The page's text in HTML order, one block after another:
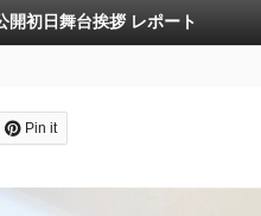
開初日舞台挨拶 レポート
Pin it